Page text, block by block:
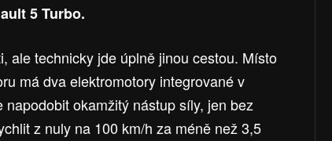
5 Turbo.
ale technicky jde úplně jinou cestou. Místo
má dva elektromotory integrované v
okamžitý nástup síly, jen bez
z nuly na 100 km/h za méně než 3,5